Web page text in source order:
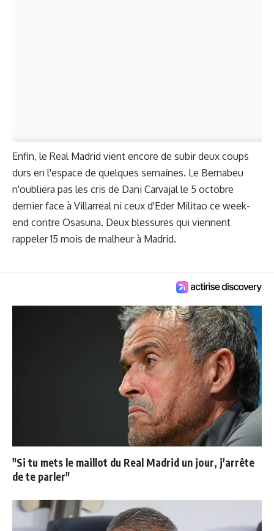
Enfin, le Real Madrid vient encore de subir deux coups
durs en l'espace de quelques semaines. Le Bernabeu
n'oubliera pas les cris de Dani Carvajal le 5 octobre
dernier face à Villarreal ni ceux d'Eder Militao ce week-
end contre Osasuna. Deux blessures qui viennent
rappeler 15 mois de malheur à Madrid.
"Si tu mets le maillot du Real Madrid un jour, j'arrête
de te parler"